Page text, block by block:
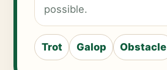
possible.
Trot Galop Obstacle